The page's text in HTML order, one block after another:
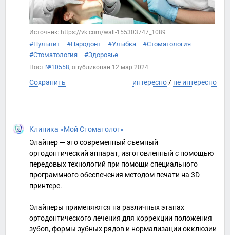
Источник: https://vk.com/wall-155303747_1089
#Пульпит #Пародонт #Улыбка
#Стоматология
#Стоматология
#Здоровье
Пост №10558, опубликован 12 мар 2024
Сохранить интересно/ не интересно
Клиника «Мой Стоматолог»
Элайнер — это современный съемный
ортодонтический аппарат, изготовленный с помощью
передовых технологий при помощи специального
программного обеспечения методом печати на 3D
принтере.
Элайнеры применяются на различных этапах
ортодонтического лечения для коррекции положения
зубов, формы зубных рядов и нормализации окклюзии